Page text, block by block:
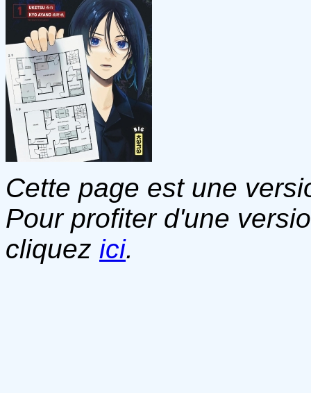
Cette page est une
Pour profiter d'une
cliquez ici.